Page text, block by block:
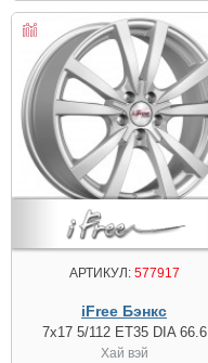
АРТИКУЛ:577917
iFree Бэнкс
7x17 5/112 ET35 DIA 66.6
Хай вэй